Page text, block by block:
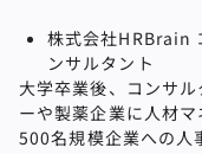
株式会社HRBrain
ンサルタント
大学卒業後、コンサ
ーや製薬企業に人材
500名規模企業への⼈